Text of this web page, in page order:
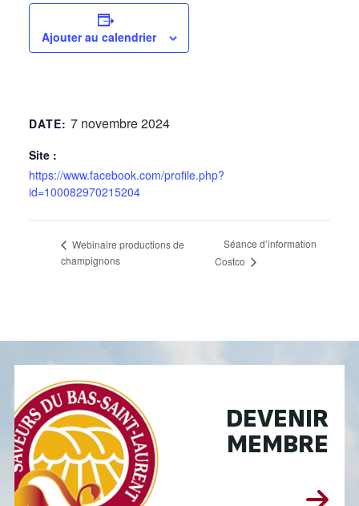
Ajouter au calendrier
DATE:7 novembre 2024
Site :
https://www.facebook.com/profile.php?
id=100082970215204
Webinaire productions de
champignons
Séance d’information
Costco
DEVENIR
MEMBRE